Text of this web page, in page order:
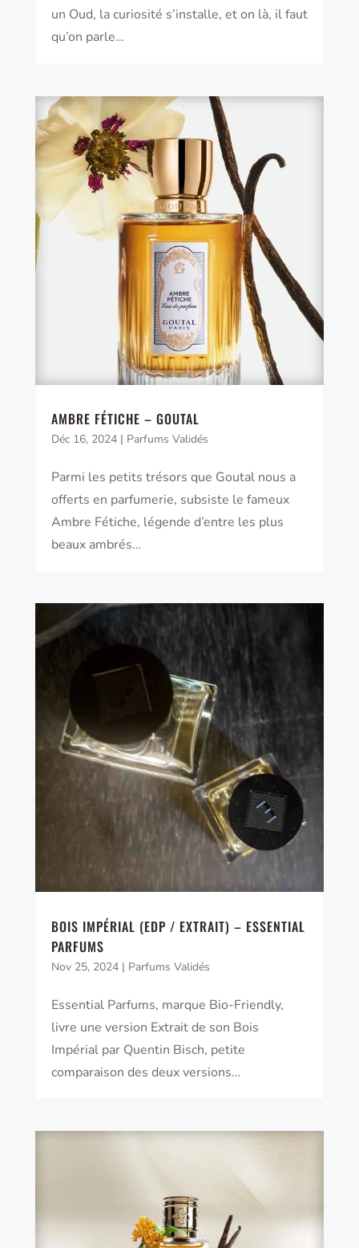
un Oud, la curiosité s’installe, et on là, il faut
qu’on parle…
AMBRE FÉTICHE – GOUTAL
Déc 16, 2024| Parfums Validés
Parmi les petits trésors que Goutal nous a
offerts en parfumerie, subsiste le fameux
Ambre Fétiche, légende d’entre les plus
beaux ambrés…
BOIS IMPÉRIAL (EDP / EXTRAIT) – ESSENTIAL
PARFUMS
Nov 25, 2024| Parfums Validés
Essential Parfums, marque Bio-Friendly,
livre une version Extrait de son Bois
Impérial par Quentin Bisch, petite
comparaison des deux versions…